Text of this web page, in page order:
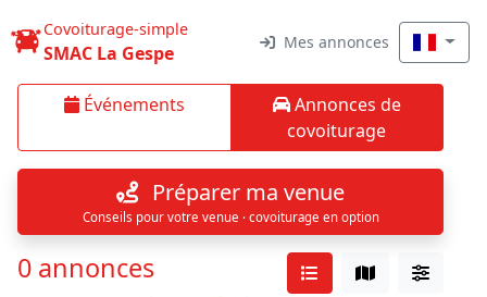
Covoiturage-simple
SMAC La Gespe Mes annonces
Événements
Annonces de
covoiturage
Préparer ma venue
Conseils pour votre venue · covoiturage en option
0 annonces